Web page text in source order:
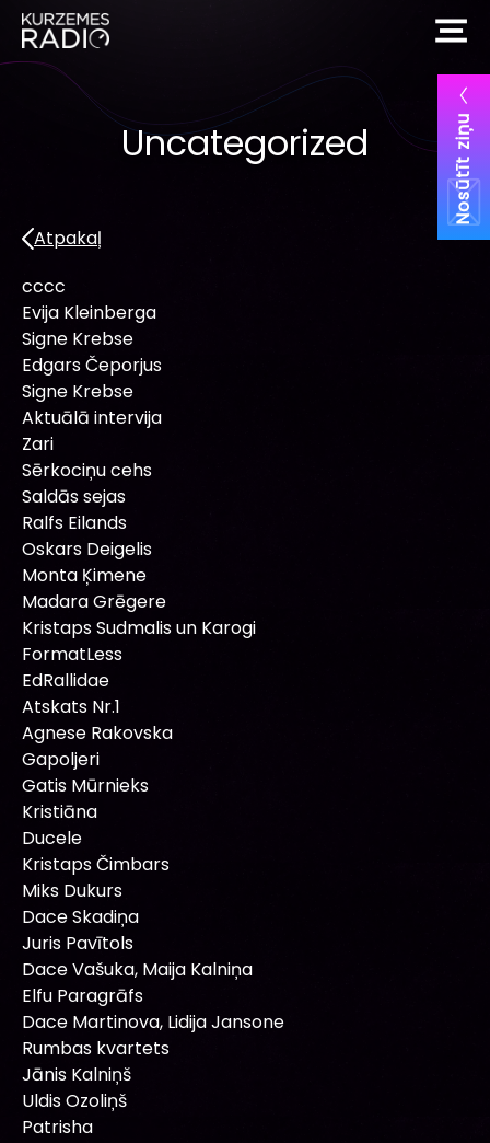
Nosūtīt ziņu
Uncategorized
Atpakaļ
cccc
Evija Kleinberga
Signe Krebse
Edgars Čeporjus
Signe Krebse
Aktuālā intervija
Zari
Sērkociņu cehs
Saldās sejas
Ralfs Eilands
Oskars Deigelis
Monta Ķimene
Madara Grēgere
Kristaps Sudmalis un Karogi
FormatLess
EdRallidae
Atskats Nr.1
Agnese Rakovska
Gapoljeri
Gatis Mūrnieks
Kristiāna
Ducele
Kristaps Čimbars
Miks Dukurs
Dace Skadiņa
Juris Pavītols
Dace Vašuka, Maija Kalniņa
Elfu Paragrāfs
Dace Martinova, Lidija Jansone
Rumbas kvartets
Jānis Kalniņš
Uldis Ozoliņš
Patrisha